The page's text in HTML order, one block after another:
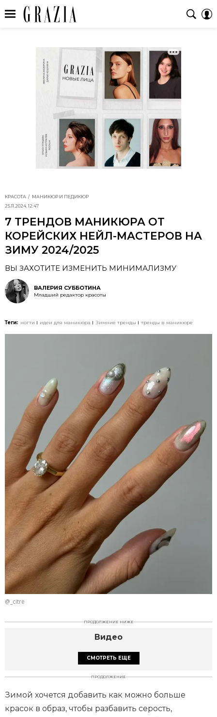
КРАСОТА
МАНИКЮР И ПЕДИКЮР
25.11.2024, 12:47
7 ТРЕНДОВ МАНИКЮРА ОТ
КОРЕЙСКИХ НЕЙЛ-МАСТЕРОВ НА
ЗИМУ 2024/2025
ВЫ ЗАХОТИТЕ ИЗМЕНИТЬ МИНИМАЛИЗМУ
ВАЛЕРИЯ СУББОТИНА
Младший редактор красоты
Теги: ногти идеи для маникюра Зимние тренды тренды в маникюре
@_citre
ПРОДОЛЖЕНИЕ НИЖЕ
Видео
СМОТРЕТЬ ЕЩЕ
ПРОДОЛЖЕНИЕ
Зимой хочется добавить как можно больше
красок в образ, чтобы разбавить серость,